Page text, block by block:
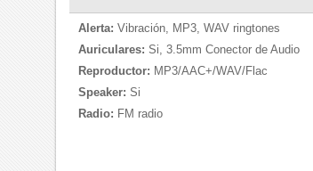
Alerta: Vibración, MP3, WAV ringtones
Auriculares: Si, 3.5mm Conector de Audio
Reproductor: MP3/AAC+/WAV/Flac
Speaker: Si
Radio: FM radio